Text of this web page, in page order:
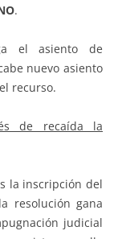
.
el asiento de
nuevo asiento
recurso.
de recaída la
la inscripción del
resolución gana
judicial